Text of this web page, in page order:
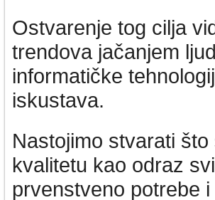
Ostvarenje tog cilja
trendova jačanjem
informatičke
iskustava.
Nastojimo stvarati
kvalitetu kao odraz
prvenstveno potrebe